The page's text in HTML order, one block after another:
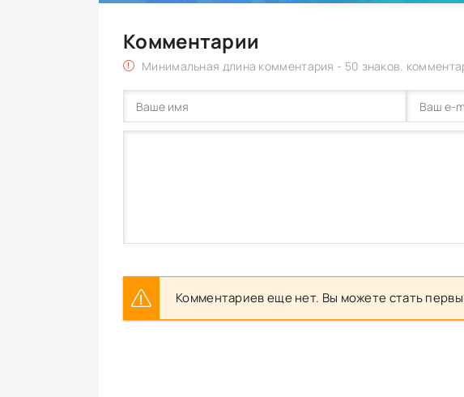
Комментарии
Минимальная длина комментария - 50 знаков.
Комментариев еще нет. Вы можете стать